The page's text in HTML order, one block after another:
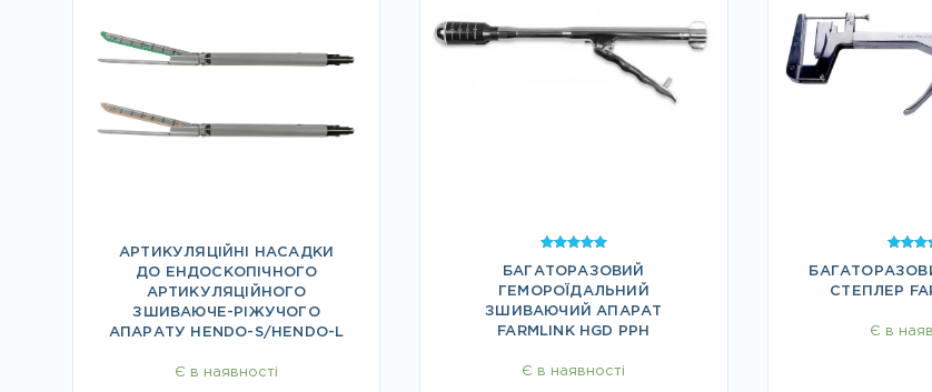
АРТИКУЛЯЦІЙНІ НАСАДКИ
ДО ЕНДОСКОПІЧНОГО
АРТИКУЛЯЦІЙНОГО
ЗШИВАЮЧЕ-РІЖУЧОГО
АПАРАТУ HENDO-S/HENDO-L
Є в наявності
5.00
з 5
БАГАТОРАЗОВИЙ
ГЕМОРОЇДАЛЬНИЙ
ЗШИВАЮЧИЙ АПАРАТ
FARMLINK HGD PPH
Є в наявності
5.00
з 5
СТЕПЛЕР
Є в